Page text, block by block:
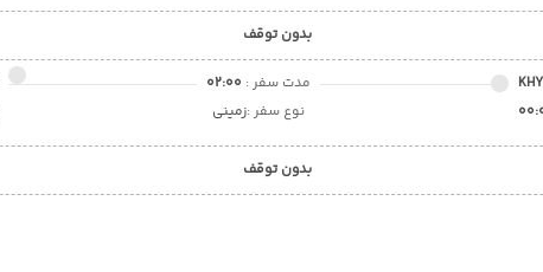
بدون توقف
KHY
مدت سفر : 02:00
نوع سفر :زمینی
بدون توقف